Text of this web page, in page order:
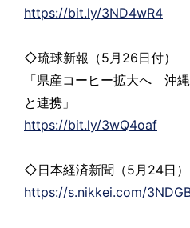
https://bit.ly/3ND4wR4
◇琉球新報（5月26日付）
「県産コーヒー拡大へ 沖
と連携」
https://bit.ly/3wQ4oaf
◇日本経済新聞（5月24日）
https://s.nikkei.com/